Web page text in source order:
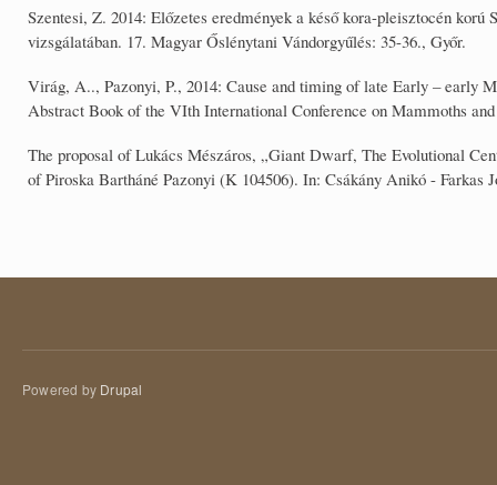
Szentesi, Z. 2014: Előzetes eredmények a késő kora-pleisztocén
vizsgálatában. 17. Magyar Őslénytani Vándorgyűlés: 35-36., Győr.
Virág, A.., Pazonyi, P., 2014: Cause and timing of late Early – early
Abstract Book of the VIth International Conference on Mammoths
The proposal of Lukács Mészáros, „Giant Dwarf, The Evolutional
of Piroska Bartháné Pazonyi (K 104506). In: Csákány Anikó -
Powered by Drupal